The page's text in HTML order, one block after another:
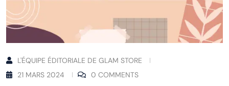
L'ÉQUIPE ÉDITORIALE DE GLAM STORE
21 MARS 2024
0 COMMENTS